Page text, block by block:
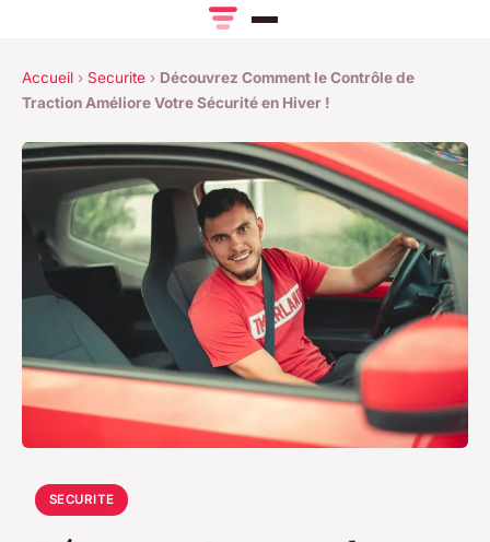
Accueil › Securite › Découvrez Comment le Contrôle de
Traction Améliore Votre Sécurité en Hiver !
SECURITE